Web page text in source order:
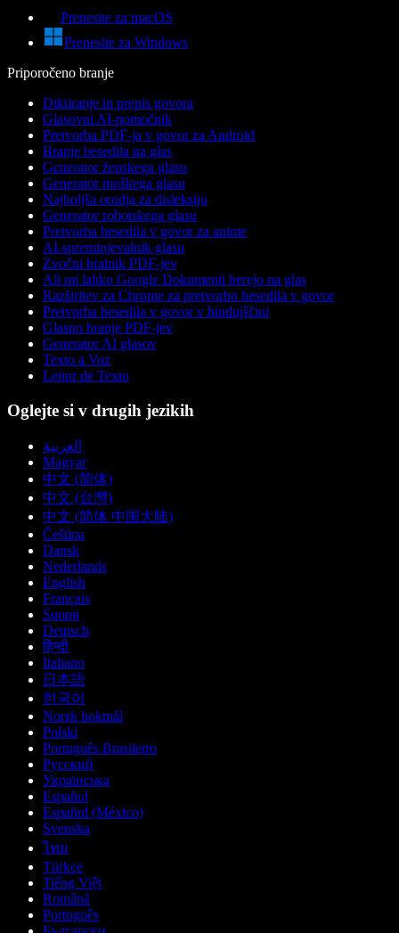
Prenesite za macOS
Prenesite za Windows
Priporočeno branje
Diktiranje in prepis govora
Glasovni AI-pomočnik
Pretvorba PDF-ja v govor za Android
Branje besedila na glas
Generator ženskega glasu
Generator moškega glasu
Najboljša orodja za disleksijo
Generator robotskega glasu
Pretvorba besedila v govor za anime
AI-spreminjevalnik glasu
Zvočni bralnik PDF-jev
Ali mi lahko Google Dokumenti berejo na glas
Razširitev za Chrome za pretvorbo besedila v govor
Pretvorba besedila v govor v hindujščini
Glasno branje PDF-jev
Generator AI glasov
Texto a Voz
Leitor de Texto
Oglejte si v drugih jezikih
العربية
Magyar
中文 (简体)
中文 (台灣)
中文 (简体 中国大陆)
Čeština
Dansk
Nederlands
English
Français
Suomi
Deutsch
हिन्दी
Italiano
日本語
한국어
Norsk bokmål
Polski
Português Brasileiro
Русский
Українська
Español
Español (México)
Svenska
ไทย
Türkçe
Tiếng Việt
Română
Português